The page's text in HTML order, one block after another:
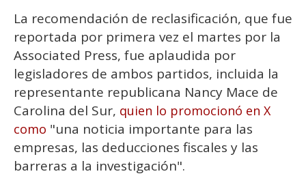
La recomendación de reclasificación, que fue
reportada por primera vez el martes por la
Associated Press, fue aplaudida por
legisladores de ambos partidos, incluida la
representante republicana Nancy Mace de
Carolina del Sur, quien lo promocionó en X
como "una noticia importante para las
empresas, las deducciones fiscales y las
barreras a la investigación".